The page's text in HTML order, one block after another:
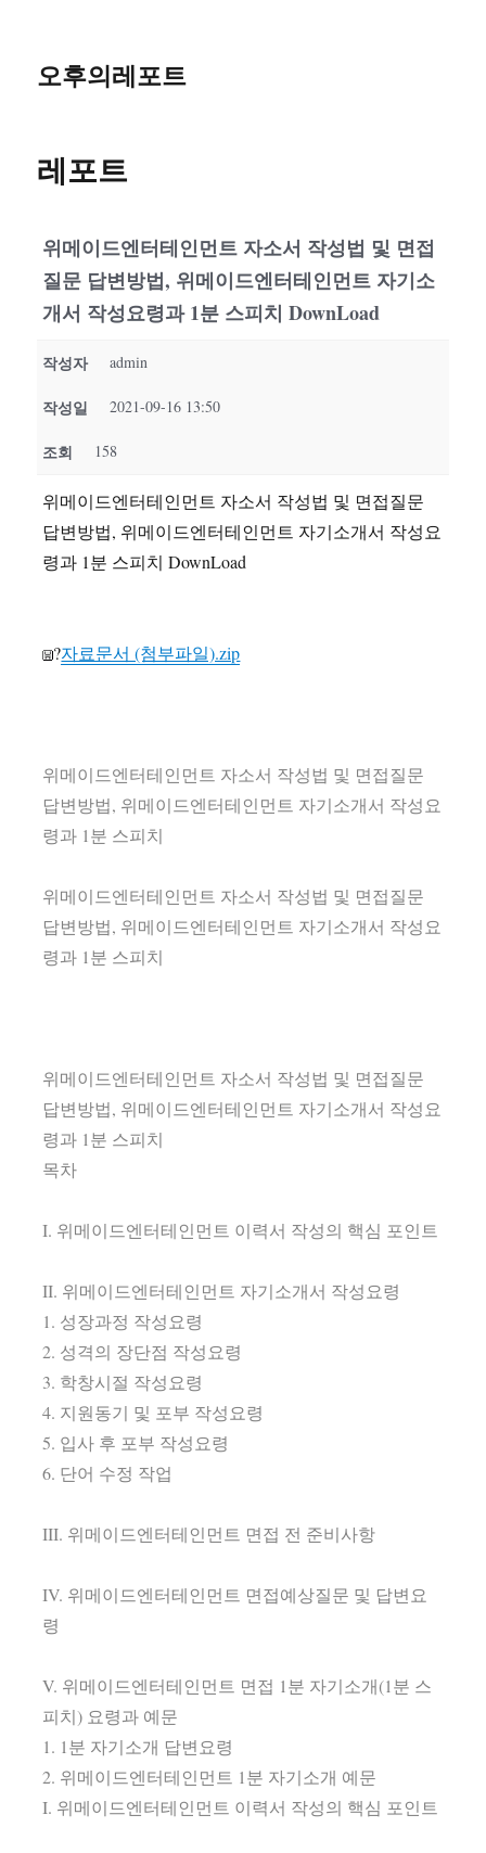
오후의레포트
레포트
위메이드엔터테인먼트 자소서 작성법 및 면접
질문 답변방법, 위메이드엔터테인먼트 자기소
개서 작성요령과 1분 스피치 DownLoad
작성자 admin
작성일 2021-09-16 13:50
조회 158
위메이드엔터테인먼트 자소서 작성법 및 면접질문
답변방법, 위메이드엔터테인먼트 자기소개서 작성요
령과 1분 스피치 DownLoad
?자료문서 (첨부파일).zip
위메이드엔터테인먼트 자소서 작성법 및 면접질문
답변방법, 위메이드엔터테인먼트 자기소개서 작성요
령과 1분 스피치
위메이드엔터테인먼트 자소서 작성법 및 면접질문
답변방법, 위메이드엔터테인먼트 자기소개서 작성요
령과 1분 스피치
위메이드엔터테인먼트 자소서 작성법 및 면접질문
답변방법, 위메이드엔터테인먼트 자기소개서 작성요
령과 1분 스피치
목차
I. 위메이드엔터테인먼트 이력서 작성의 핵심 포인트
II. 위메이드엔터테인먼트 자기소개서 작성요령
1. 성장과정 작성요령
2. 성격의 장단점 작성요령
3. 학창시절 작성요령
4. 지원동기 및 포부 작성요령
5. 입사 후 포부 작성요령
6. 단어 수정 작업
III. 위메이드엔터테인먼트 면접 전 준비사항
IV. 위메이드엔터테인먼트 면접예상질문 및 답변요
령
V. 위메이드엔터테인먼트 면접 1분 자기소개(1분 스
피치) 요령과 예문
1. 1분 자기소개 답변요령
2. 위메이드엔터테인먼트 1분 자기소개 예문
I. 위메이드엔터테인먼트 이력서 작성의 핵심 포인트